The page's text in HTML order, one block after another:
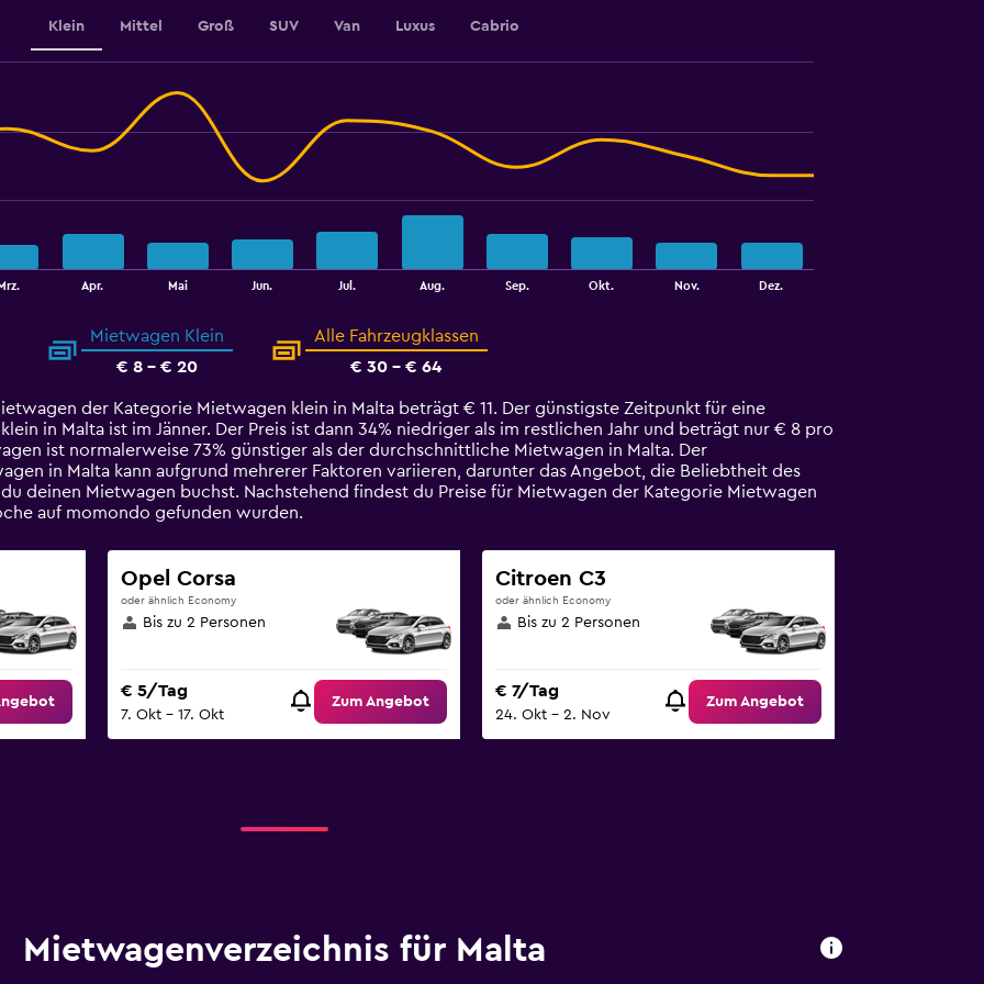
Klein Mittel Groß SUV Van Luxus Cabrio
Apr. Mai Jun. Jul. Aug. Sep. Okt. Nov. Dez.
Mietwagen Klein
€ 8 - € 20
Alle Fahrzeugklassen
€ 30 - € 64
der Kategorie Mietwagen klein in Malta beträgt € 11. Der günstigste Zeitpunkt für eine
in Malta ist im Jänner. Der Preis ist dann 34% niedriger als im restlichen Jahr und beträgt nur € 8 pro
ist normalerweise 73% günstiger als der durchschnittliche Mietwagen in Malta. Der
in Malta kann aufgrund mehrerer Faktoren variieren, darunter das Angebot, die Beliebtheit des
deinen Mietwagen buchst. Nachstehend findest du Preise für Mietwagen der Kategorie Mietwagen
auf momondo gefunden wurden.
Opel Corsa
oder ähnlich Economy
Bis zu 2 Personen
€ 5/Tag
7. Okt – 17. Okt
Zum Angebot
Citroen C3
oder ähnlich Economy
Bis zu 2 Personen
€ 7/Tag
24. Okt – 2. Nov
Zum Angebot
Mietwagenverzeichnis für Malta